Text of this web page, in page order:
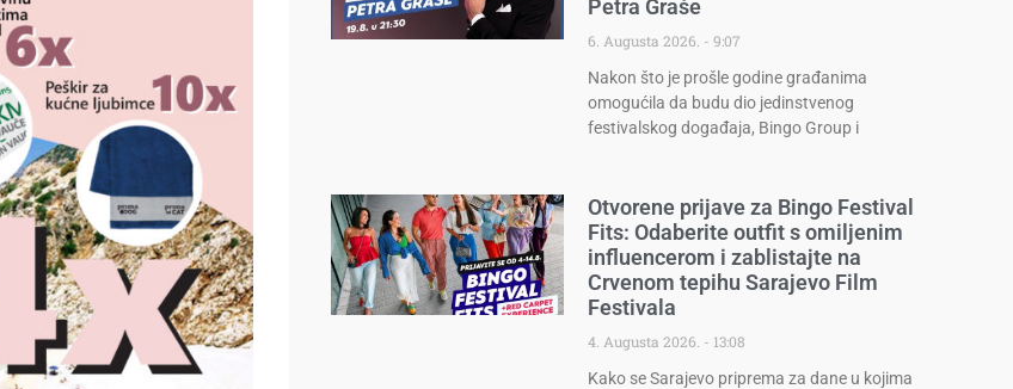
Petra Graše
6. Augusta 2026.
9:07
Nakon što je prošle godine građanima
omogućila da budu dio jedinstvenog
festivalskog događaja, Bingo Group i
Otvorene prijave za Bingo Festival
Fits: Odaberite outfit s omiljenim
influencerom i zablistajte na
Crvenom tepihu Sarajevo Film
Festivala
4. Augusta 2026.
13:08
Kako se Sarajevo priprema za dane u kojima